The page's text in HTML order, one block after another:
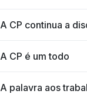
A CP continua a
A CP é um todo
A palavra aos